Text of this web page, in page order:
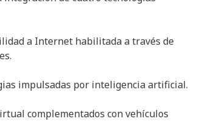
a Internet habilitada a través de
impulsadas por inteligencia artificial.
complementados con vehículos